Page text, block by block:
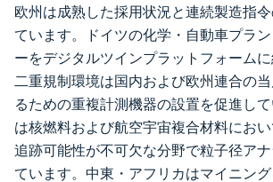
欧州は成熟した採用状況と連続製造指
ています。ドイツの化学・自動車プラ
ーをデジタルツインプラットフォーム
二重規制環境は国内および欧州連合の
るための重複計測機器の設置を促進し
は核燃料および航空宇宙複合材料にお
追跡可能性が不可欠な分野で粒子径ア
ています。中東・アフリカはマイニン